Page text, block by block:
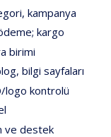
kampanya
kargo
birimi
bilgi sayfaları
logo kontrolü
ve destek